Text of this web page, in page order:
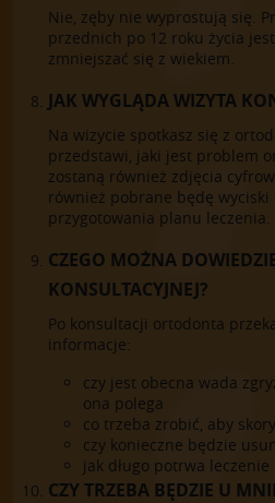
Nie, zęby nie wyprostują się.
przednich po 12 roku życia
zmniejszać się z wiekiem.
JAK WYGLĄDA WIZYTA
Na wizycie spotkasz się z
przedstawi, jaki jest problem
zostaną również zdjęcia
również pobrane będę
przygotowania planu leczenia.
CZEGO MOŻNA
KONSULTACYJNEJ?
Po konsultacji ortodonta
informacje:
czy jest obecna wada
ona polega
co trzeba zrobić, aby
czy konieczne będzie
jak długo potrwa leczenie
CZY TRZEBA BĘDZIE U